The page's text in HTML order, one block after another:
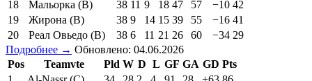
18
Мальорка (В) 38 11 9 18 47 57 −10 42
19
Жирона (В) 38 9 14 15 39 55 −16 41
20
Реал Овьедо (В) 38 6 11 21 26 60 −34 29
Подробнее → Обновлено: 04.06.2026
Pos
Teamvte Pld W D L GF GA GD Pts